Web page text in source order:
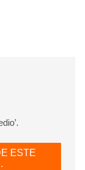
ESTE